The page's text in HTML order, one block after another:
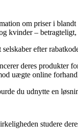
om priser i
kvinder –
efter
deres produkter
uægte online
du udnytte en
studere